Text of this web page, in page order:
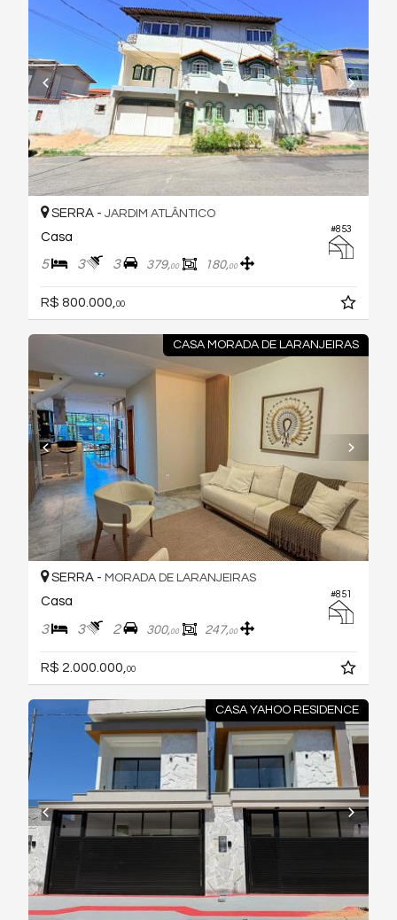
#853
SERRA - JARDIM ATLÂNTICO
Casa
5 3 3 379,00 180,00
R$ 800.000, 00
CASA MORADA DE LARANJEIRAS
#851
SERRA - MORADA DE LARANJEIRAS
Casa
3 3 2 300,00 247,00
R$ 2.000.000, 00
CASA YAHOO RESIDENCE